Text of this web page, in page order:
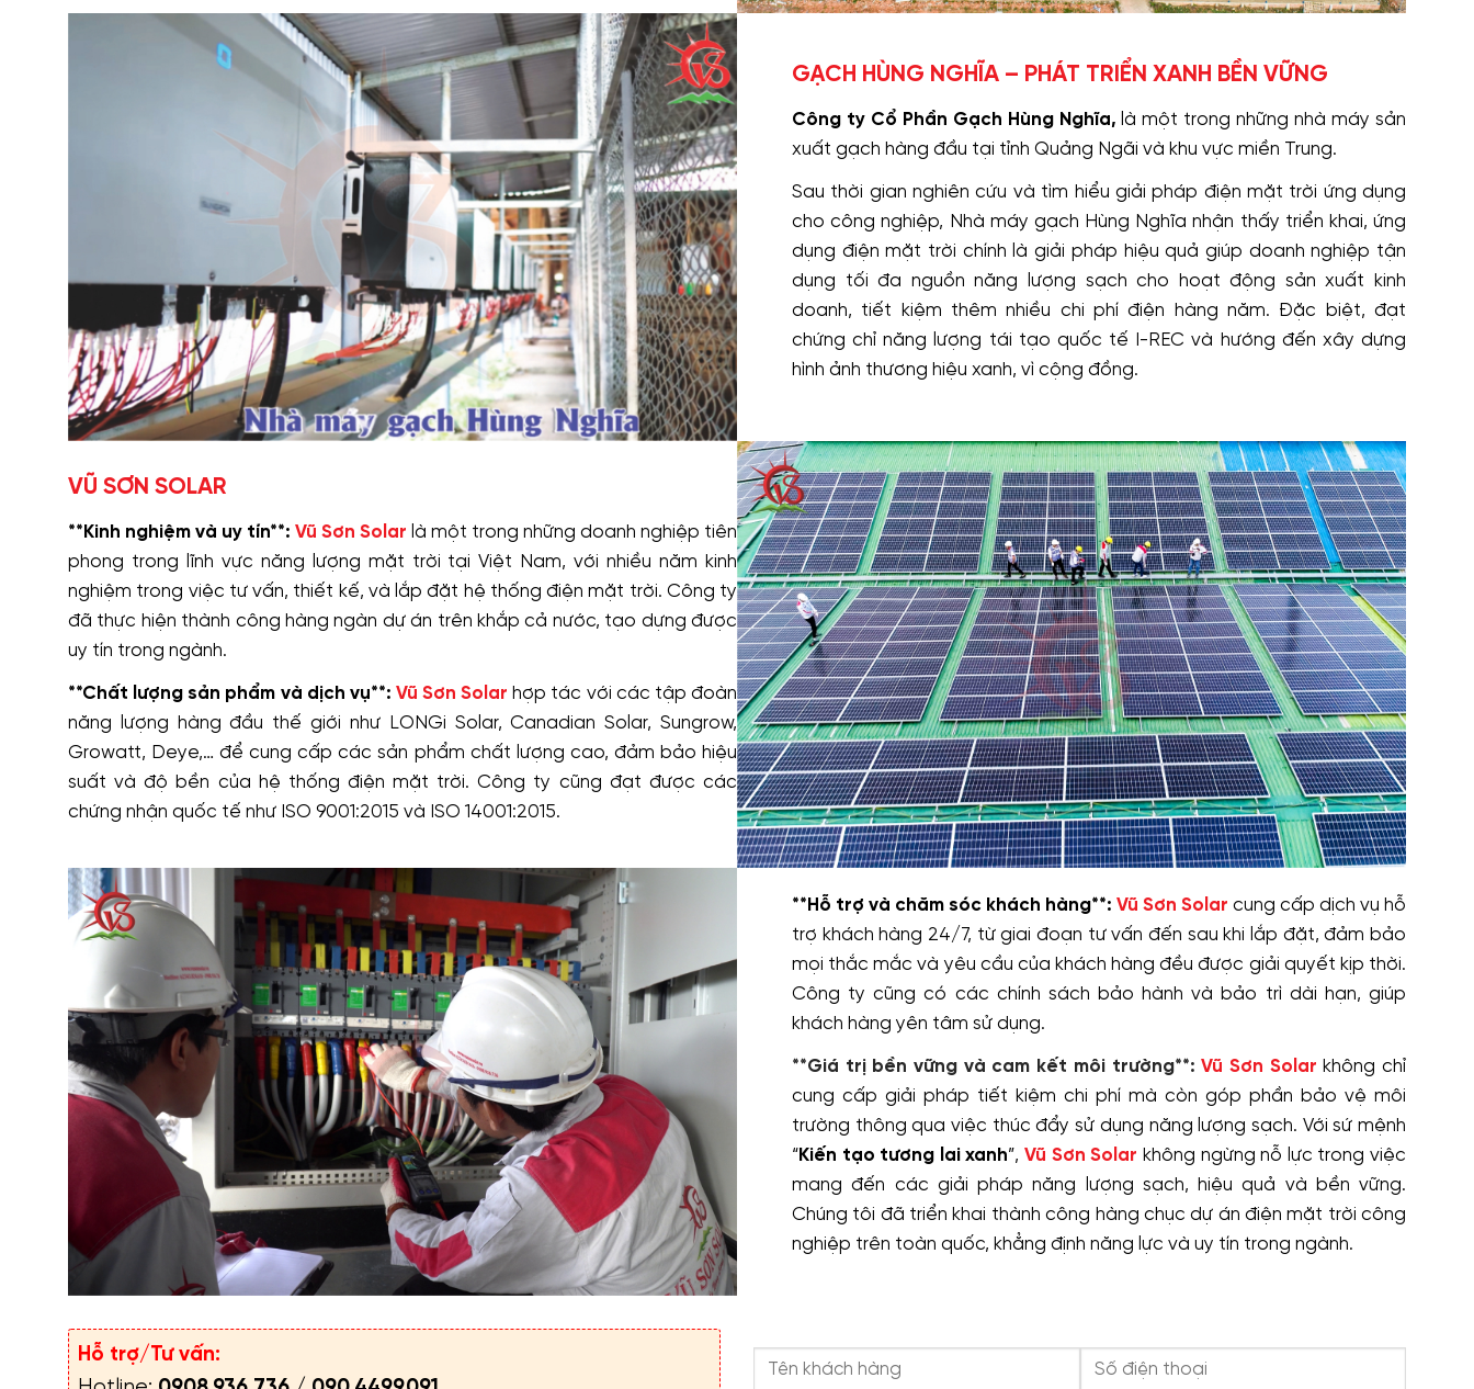
GẠCH HÙNG NGHĨA – PHÁT TRIỂN XANH BỀN VỮNG
Công ty Cổ Phần Gạch Hùng Nghĩa, là một trong những nhà máy sản
xuất gạch hàng đầu tại tỉnh Quảng Ngãi và khu vực miền Trung.
Sau thời gian nghiên cứu và tìm hiểu giải pháp điện mặt trời ứng dụng
cho công nghiệp, Nhà máy gạch Hùng Nghĩa nhận thấy triển khai, ứng
dụng điện mặt trời chính là giải pháp hiệu quả giúp doanh nghiệp tận
dụng tối đa nguồn năng lượng sạch cho hoạt động sản xuất kinh
doanh, tiết kiệm thêm nhiều chi phí điện hàng năm. Đặc biệt, đạt
chứng chỉ năng lượng tái tạo quốc tế I-REC và hướng đến xây dựng
hình ảnh thương hiệu xanh, vì cộng đồng.
VŨ SƠN SOLAR
**Kinh nghiệm và uy tín**: Vũ Sơn Solar là một trong những doanh nghiệp tiên
phong trong lĩnh vực năng lượng mặt trời tại Việt Nam, với nhiều năm kinh
nghiệm trong việc tư vấn, thiết kế, và lắp đặt hệ thống điện mặt trời. Công ty
đã thực hiện thành công hàng ngàn dự án trên khắp cả nước, tạo dựng được
uy tín trong ngành.
**Chất lượng sản phẩm và dịch vụ**: Vũ Sơn Solar hợp tác với các tập đoàn
năng lượng hàng đầu thế giới như LONGi Solar, Canadian Solar, Sungrow,
Growatt, Deye,… để cung cấp các sản phẩm chất lượng cao, đảm bảo hiệu
suất và độ bền của hệ thống điện mặt trời. Công ty cũng đạt được các
chứng nhận quốc tế như ISO 9001:2015 và ISO 14001:2015.
**Hỗ trợ và chăm sóc khách hàng**: Vũ Sơn Solar cung cấp dịch vụ hỗ
trợ khách hàng 24/7, từ giai đoạn tư vấn đến sau khi lắp đặt, đảm bảo
mọi thắc mắc và yêu cầu của khách hàng đều được giải quyết kịp thời.
Công ty cũng có các chính sách bảo hành và bảo trì dài hạn, giúp
khách hàng yên tâm sử dụng.
**Giá trị bền vững và cam kết môi trường**:Vũ Sơn Solar không chỉ
cung cấp giải pháp tiết kiệm chi phí mà còn góp phần bảo vệ môi
trường thông qua việc thúc đẩy sử dụng năng lượng sạch. Với sứ mệnh
“Kiến tạo tương lai xanh”,Vũ Sơn Solar không ngừng nỗ lực trong việc
mang đến các giải pháp năng lượng sạch, hiệu quả và bền vững.
Chúng tôi đã triển khai thành công hàng chục dự án điện mặt trời công
nghiệp trên toàn quốc, khẳng định năng lực và uy tín trong ngành.
Hỗ trợ/Tư vấn: